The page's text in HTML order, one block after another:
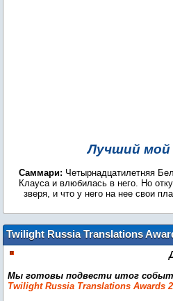
Лучший
Саммари: Четырнадцатилетняя
Клауса и влюбилась в него. Но
зверя, и что у него на нее свои
Twilight Russia Translations
Итоги
Мы готовы подвести итог
Twilight Russia Translations Awards